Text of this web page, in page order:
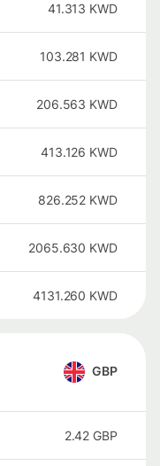
41.313 KWD
103.281 KWD
206.563 KWD
413.126 KWD
826.252 KWD
2065.630 KWD
4131.260 KWD
GBP
2.42 GBP